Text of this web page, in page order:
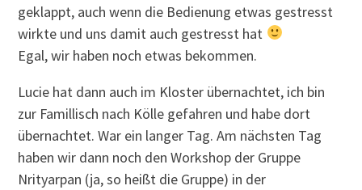
geklappt, auch wenn die Bedienung etwas gestresst
wirkte und uns damit auch gestresst hat
Egal, wir haben noch etwas bekommen.
Lucie hat dann auch im Kloster übernachtet, ich bin
zur Famillisch nach Kölle gefahren und habe dort
übernachtet. War ein langer Tag. Am nächsten Tag
haben wir dann noch den Workshop der Gruppe
Nrityarpan (ja, so heißt die Gruppe) in der